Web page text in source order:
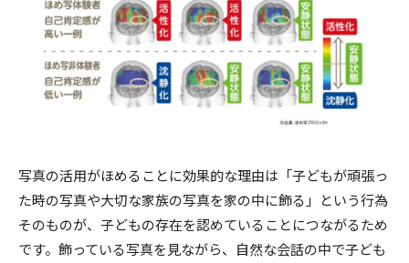
写真の活用がほめることに効果的な理由は「子どもが頑張っ
た時の写真や大切な家族の写真を家の中に飾る」という行為
そのものが、子どもの存在を認めていることにつながるため
です。飾っている写真を見ながら、自然な会話の中で子ども